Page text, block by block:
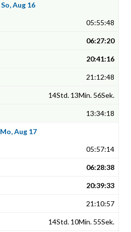
So, Aug 16
05:55:48
06:27:20
20:41:16
21:12:48
14Std. 13Min. 56Sek.
13:34:18
Mo, Aug 17
05:57:14
06:28:38
20:39:33
21:10:57
14Std. 10Min. 55Sek.